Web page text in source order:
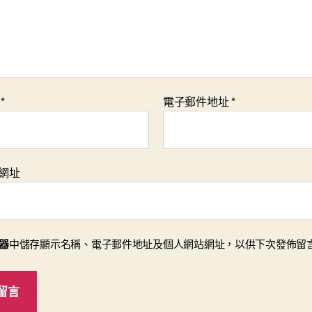
* 電子郵件地址*
址
中儲存顯示名稱、電子郵件地址及個人網站網址，以供下次發佈留